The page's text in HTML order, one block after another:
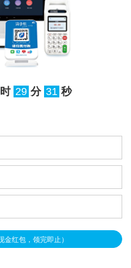
时 29 分 31 秒
金红包，领完即止）